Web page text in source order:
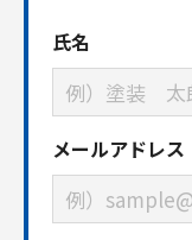
氏名
メールアドレス